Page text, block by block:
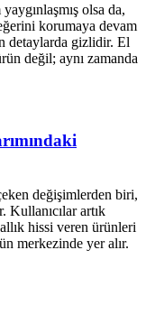
olsa da,
korumaya devam
detaylarda gizlidir. El
değil; aynı zamanda
değişimlerden biri,
Kullanıcılar artık
hissi veren ürünleri
merkezinde yer alır.